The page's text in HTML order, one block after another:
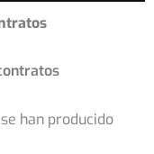
han producido